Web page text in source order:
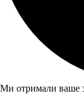
Ми отримали ваше